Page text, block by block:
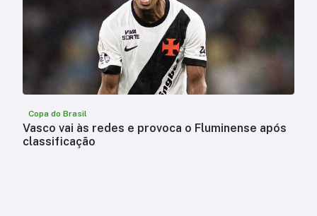
Copa do Brasil
Vasco vai às redes e provoca o Fluminense após
classificação